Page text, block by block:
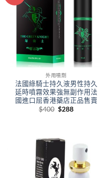
外用噴劑
法國綠騎士持久液男性持久
延時噴霧效果強無副作用法
國進口屈香港藥店正品售賣
$400 Original
$288Current